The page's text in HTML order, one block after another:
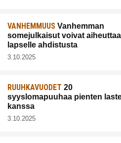
VANHEMMUUS Vanhemman
somejulkaisut voivat aiheuttaa
lapselle ahdistusta
3.10.2025
RUUHKAVUODET 20
syyslomapuuhaa pienten
kanssa
3.10.2025